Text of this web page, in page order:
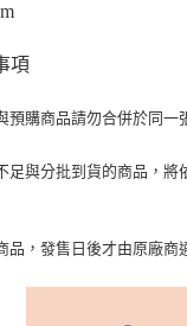
項
預購商品請勿合併於同一
足與分批到貨的商品，將
品，發售日後才由原廠商